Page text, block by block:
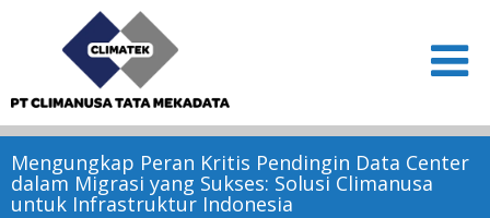
Mengungkap Peran Kritis Pendingin Data Center
dalam Migrasi yang Sukses: Solusi Climanusa
untuk Infrastruktur Indonesia